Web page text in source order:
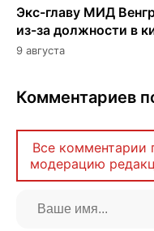
Экс-главу МИД
из-за должности в
9 августа
Комментариев
Все комментарии
модерацию